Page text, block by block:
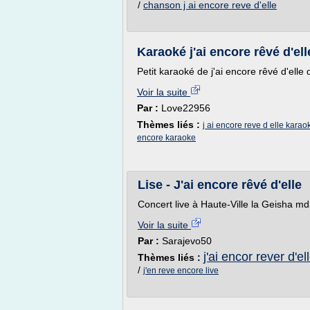
/ chanson j ai encore reve d'elle
Karaoké j'ai encore rêvé
Petit karaoké de j'ai encore rêvé d'elle
Voir la suite
Par : Love22956
Thèmes liés : j ai encore reve d elle
encore karaoke
Lise - J'ai encore rêvé d'elle
Concert live à Haute-Ville la Geisha
Voir la suite
Par : Sarajevo50
Thèmes liés : j'ai encor rever
/ j'en reve encore live